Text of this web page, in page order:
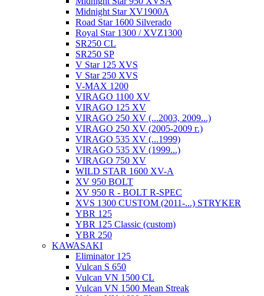
Midnight Star XV1900A
Road Star 1600 Silverado
Royal Star 1300 / XVZ1300
SR250 CL
SR250 SP
V Star 125 XVS
V Star 250 XVS
V-MAX 1200
VIRAGO 1100 XV
VIRAGO 125 XV
VIRAGO 250 XV (...2003, 2009...)
VIRAGO 250 XV (2005-2009 г.)
VIRAGO 535 XV (...1999)
VIRAGO 535 XV (1999...)
VIRAGO 750 XV
WILD STAR 1600 XV-A
XV 950 BOLT
XV 950 R - BOLT R-SPEC
XVS 1300 CUSTOM (2011-...) STRYKER
YBR 125
YBR 125 Classic (custom)
YBR 250
KAWASAKI
Eliminator 125
Vulcan S 650
Vulcan VN 1500 CL
Vulcan VN 1500 Mean Streak